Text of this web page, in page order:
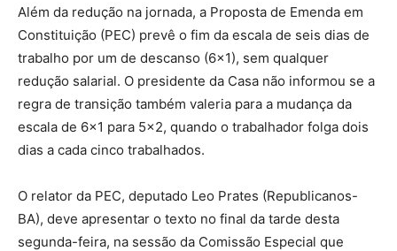
Além da redução na jornada, a Proposta de Emenda em
Constituição (PEC) prevê o fim da escala de seis dias de
trabalho por um de descanso (6×1), sem qualquer
redução salarial. O presidente da Casa não informou se a
regra de transição também valeria para a mudança da
escala de 6×1 para 5×2, quando o trabalhador folga dois
dias a cada cinco trabalhados.
O relator da PEC, deputado Leo Prates (Republicanos-
BA), deve apresentar o texto no final da tarde desta
segunda-feira, na sessão da Comissão Especial que